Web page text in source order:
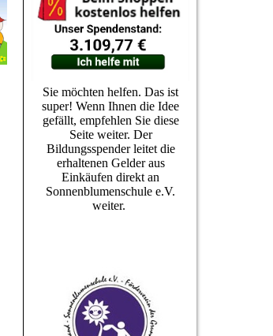
Sie möchten helfen. Das ist
super! Wenn Ihnen die Idee
gefällt, empfehlen Sie diese
Seite weiter. Der
Bildungsspender leitet die
erhaltenen Gelder aus
Einkäufen direkt an
Sonnenblumenschule e.V.
weiter.